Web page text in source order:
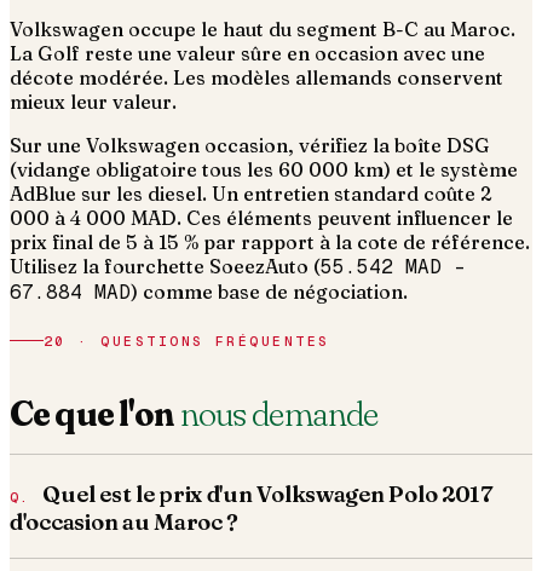
Volkswagen occupe le haut du segment B-C au Maroc.
La Golf reste une valeur sûre en occasion avec une
décote modérée. Les modèles allemands conservent
mieux leur valeur.
Sur une Volkswagen occasion, vérifiez la boîte DSG
(vidange obligatoire tous les 60 000 km) et le système
AdBlue sur les diesel. Un entretien standard coûte 2
000 à 4 000 MAD. Ces éléments peuvent influencer le
prix final de 5 à 15 % par rapport à la cote de référence.
Utilisez la fourchette SoeezAuto (55.542 MAD –
67.884 MAD) comme base de négociation.
20 · QUESTIONS FRÉQUENTES
Ce que l'onnous demande
Quel est le prix d'un Volkswagen Polo 2017
d'occasion au Maroc ?